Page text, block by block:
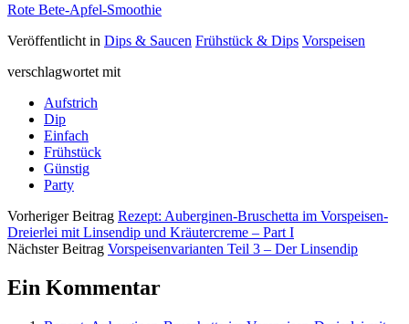
Rote Bete-Apfel-Smoothie
Veröffentlicht in Dips & Saucen Frühstück & Dips Vorspeisen
verschlagwortet mit
Aufstrich
Dip
Einfach
Frühstück
Günstig
Party
Vorheriger Beitrag Rezept: Auberginen-Bruschetta im Vorspeisen-
Dreierlei mit Linsendip und Kräutercreme – Part I
Nächster Beitrag Vorspeisenvarianten Teil 3 – Der Linsendip
Ein Kommentar